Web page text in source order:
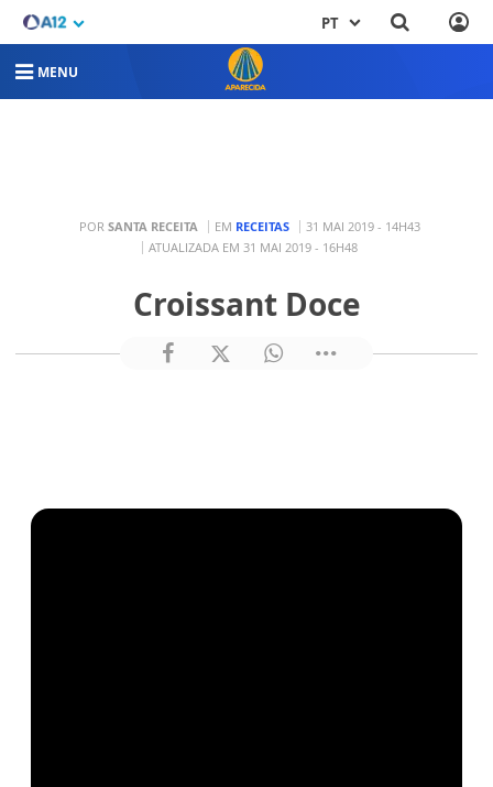
PT
MENU
POR SANTA RECEITA EM RECEITAS
31 MAI 2019 - 14H43
ATUALIZADA EM 31 MAI 2019 - 16H48
Croissant Doce